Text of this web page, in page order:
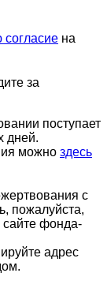
согласие на
за
поступает
дней.
можно здесь
с
пожалуйста,
фонда-
адрес
.